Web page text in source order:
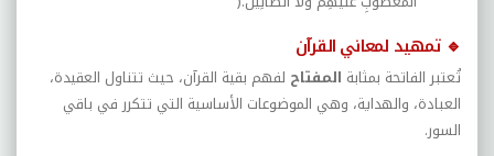
🔹 تمهيد لمعاني القرآن
تُعتبر الفاتحة بمثابة المفتاح لفهم بقية القرآن، حيث تتناول العقيدة،
العبادة، والهداية، وهي الموضوعات الأساسية التي تتكرر في باقي
السور.